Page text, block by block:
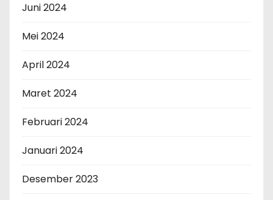
Juni 2024
Mei 2024
April 2024
Maret 2024
Februari 2024
Januari 2024
Desember 2023